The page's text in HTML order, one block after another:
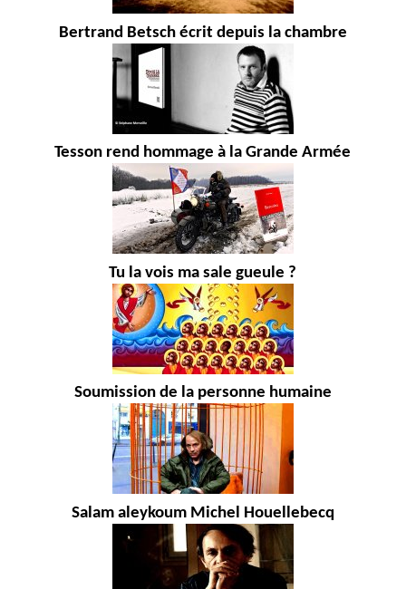
Bertrand Betsch écrit depuis la chambre
Tesson rend hommage à la Grande Armée
Tu la vois ma sale gueule ?
Soumission de la personne humaine
Salam aleykoum Michel Houellebecq